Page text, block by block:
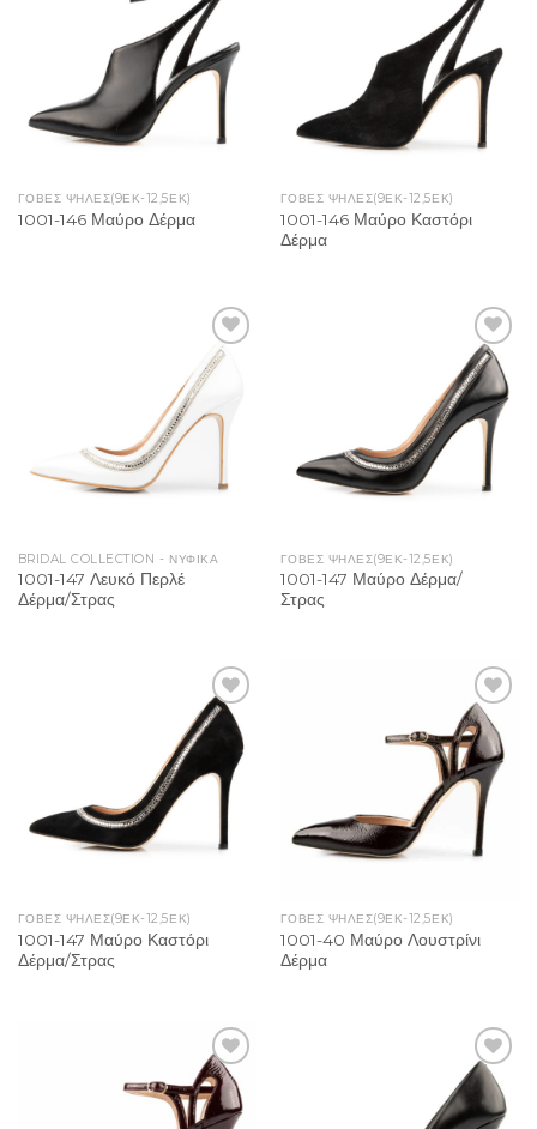
Wishlist
ΓΌΒΕΣ ΨΗΛΈΣ(9ΕΚ-12,5ΕΚ)
1001-146 Μαύρο Δέρμα
Wishlist
ΓΌΒΕΣ ΨΗΛΈΣ(9ΕΚ-12,5ΕΚ)
1001-146 Μαύρο Καστόρι
Δέρμα
Add to
Wishlist
BRIDAL COLLECTION - ΝΥΦΙΚΑ
1001-147 Λευκό Περλέ
Δέρμα/Στρας
Add to
Wishlist
ΓΌΒΕΣ ΨΗΛΈΣ(9ΕΚ-12,5ΕΚ)
1001-147 Μαύρο Δέρμα/
Στρας
Add to
Wishlist
ΓΌΒΕΣ ΨΗΛΈΣ(9ΕΚ-12,5ΕΚ)
1001-147 Μαύρο Καστόρι
Δέρμα/Στρας
Add to
Wishlist
ΓΌΒΕΣ ΨΗΛΈΣ(9ΕΚ-12,5ΕΚ)
1001-40 Μαύρο Λουστρίνι
Δέρμα
Add to
Wishlist
Add to
Wishlist